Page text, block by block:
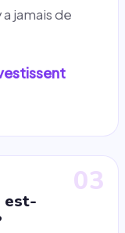
jamais de
03
est-